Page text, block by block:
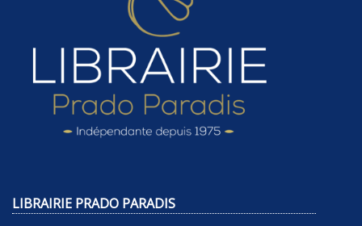
LIBRAIRIE PRADO PARADIS